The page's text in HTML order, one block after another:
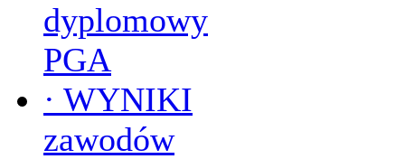
dyplomowy
PGA
· WYNIKI
zawodów